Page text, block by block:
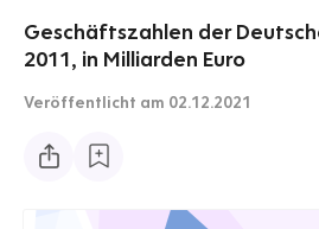
Geschäftszahlen der
2011, in Milliarden Euro
Veröffentlicht am 02.12.2021